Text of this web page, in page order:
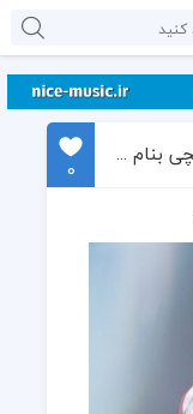
دانلود آهنگ جدید علیرضا طلیسچی بنام دلی
0